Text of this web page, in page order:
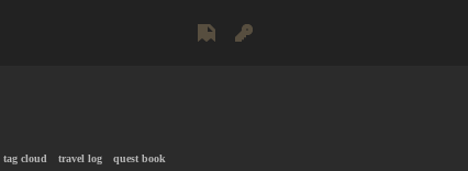
tag cloud travel log quest book